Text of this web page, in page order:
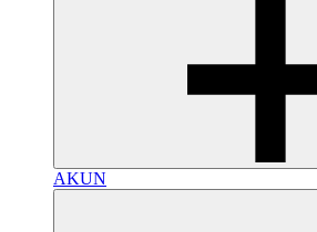
AKUN